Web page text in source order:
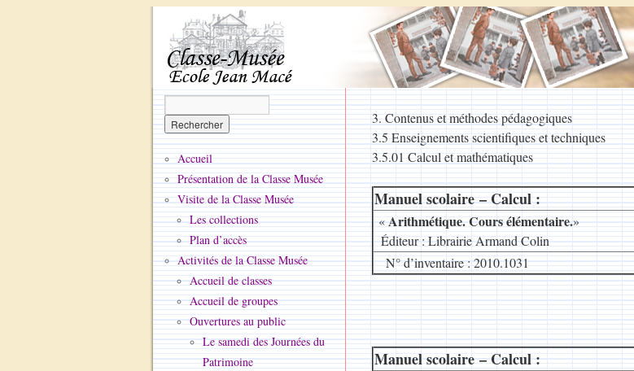
3. Contenus et méthodes pédagogiques
3.5 Enseignements scientifiques et techniques
3.5.01 Calcul et mathématiques
Manuel scolaire – Calcul :
«Arithmétique. Cours élémentaire.»
.Éditeur : Librairie Armand Colin
N° d’inventaire : 2010.1031
Manuel scolaire – Calcul :
Accueil
Présentation de la Classe Musée
Visite de la Classe Musée
Les collections
Plan d’accès
Activités de la Classe Musée
Accueil de classes
Accueil de groupes
Ouvertures au public
Le samedi des Journées du
Patrimoine